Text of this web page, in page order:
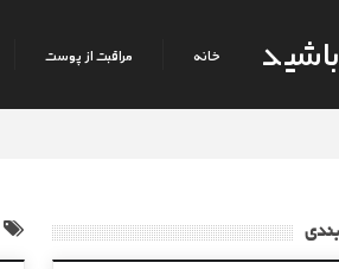
باشید خانه مراقبت از پوست